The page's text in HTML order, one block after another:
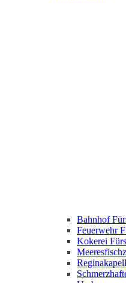
Bahnhof
Feuerwehr
Kokerei